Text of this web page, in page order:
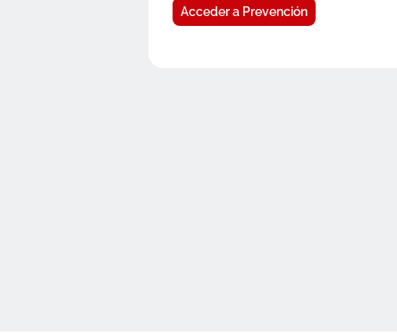
Acceder a Prevención